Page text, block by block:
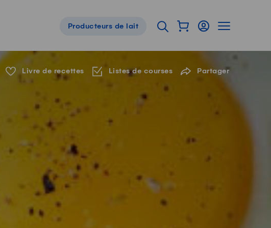
Navigation de pied de page
Producteurs de lait Ouvrir l'onglet de
Afficher mon panier
ConnexionAfficher la
Livre de recettes Listes de courses Partager